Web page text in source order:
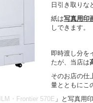
日引き取りな
紙は写真用印
しできます。
即時渡し分を
たが、当店は
そのお店の仕
量とともにこ
・Frontier 570E 」と写真用